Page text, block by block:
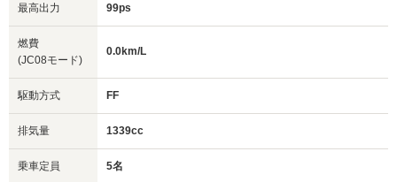
最高出力 99ps
燃費
(JC08モード)
0.0km/L
駆動方式 FF
排気量 1339cc
乗車定員 5名